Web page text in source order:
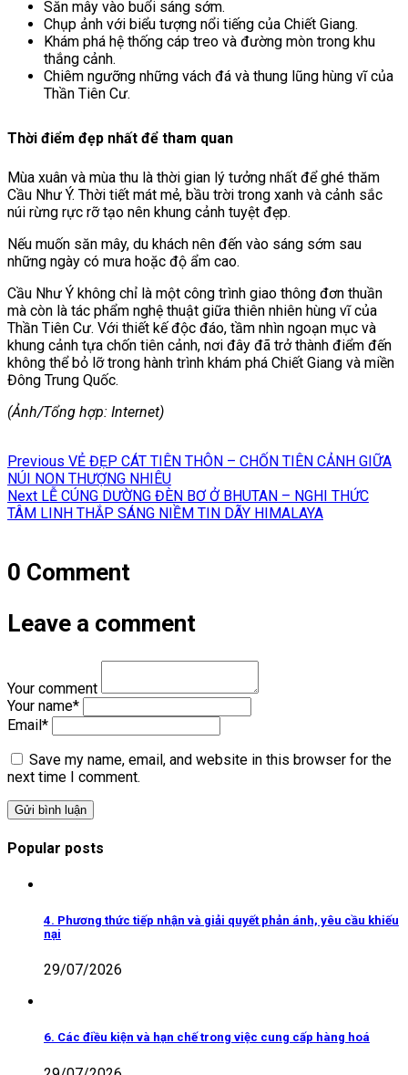
Săn mây vào buổi sáng sớm.
Chụp ảnh với biểu tượng nổi tiếng của Chiết Giang.
Khám phá hệ thống cáp treo và đường mòn trong khu
thắng cảnh.
Chiêm ngưỡng những vách đá và thung lũng hùng vĩ của
Thần Tiên Cư.
Thời điểm đẹp nhất để tham quan
Mùa xuân và mùa thu là thời gian lý tưởng nhất để ghé thăm
Cầu Như Ý. Thời tiết mát mẻ, bầu trời trong xanh và cảnh sắc
núi rừng rực rỡ tạo nên khung cảnh tuyệt đẹp.
Nếu muốn săn mây, du khách nên đến vào sáng sớm sau
những ngày có mưa hoặc độ ẩm cao.
Cầu Như Ý không chỉ là một công trình giao thông đơn thuần
mà còn là tác phẩm nghệ thuật giữa thiên nhiên hùng vĩ của
Thần Tiên Cư. Với thiết kế độc đáo, tầm nhìn ngoạn mục và
khung cảnh tựa chốn tiên cảnh, nơi đây đã trở thành điểm đến
không thể bỏ lỡ trong hành trình khám phá Chiết Giang và miền
Đông Trung Quốc.
(Ảnh/Tổng hợp: Internet)
hướng
bài
Previous Previous
post:
VẺ ĐẸP CÁT TIÊN THÔN – CHỐN TIÊN CẢNH GIỮA
NÚI NON THƯỢNG NHIÊU
Next Next
post:
LỄ CÚNG DƯỜNG ĐÈN BƠ Ở BHUTAN – NGHI THỨC
TÂM LINH THẮP SÁNG NIỀM TIN DÃY HIMALAYA
0 Comment
Leave a comment
Your comment
Your name*
Email *
Save my name, email, and website in this browser for the
next time I comment.
Popular posts
4. Phương thức tiếp nhận và giải quyết phản ánh, yêu cầu khiếu
nại
29/07/2026
6. Các điều kiện và hạn chế trong việc cung cấp hàng hoá